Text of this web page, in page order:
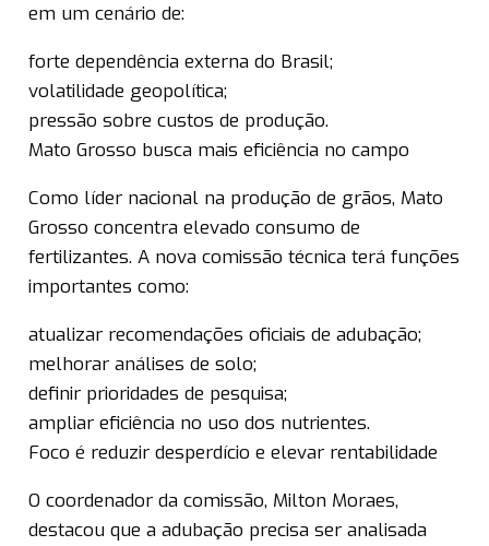
em um cenário de:
forte dependência externa do Brasil;
volatilidade geopolítica;
pressão sobre custos de produção.
Mato Grosso busca mais eficiência no campo
Como líder nacional na produção de grãos, Mato
Grosso concentra elevado consumo de
fertilizantes. A nova comissão técnica terá funções
importantes como:
atualizar recomendações oficiais de adubação;
melhorar análises de solo;
definir prioridades de pesquisa;
ampliar eficiência no uso dos nutrientes.
Foco é reduzir desperdício e elevar rentabilidade
O coordenador da comissão, Milton Moraes,
destacou que a adubação precisa ser analisada